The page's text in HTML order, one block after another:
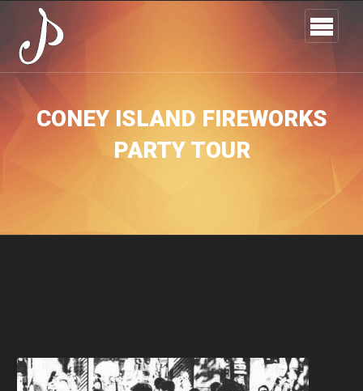
CONEY ISLAND FIREWORKS
PARTY TOUR